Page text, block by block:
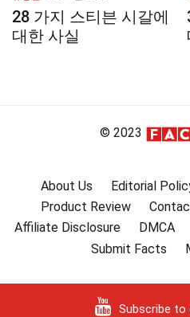
28 가지 스티븐 시갈에
대한 사실
© 2023
About Us Editorial
Product Review
Affiliate Disclosure
DMCA
Submit Facts
Subscribe to